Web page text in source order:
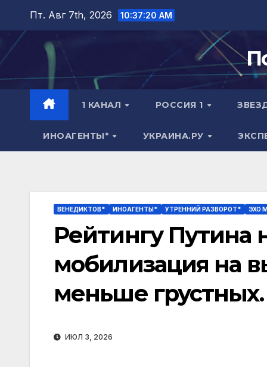
Перейти
содержимому
Пт. Авг 7th, 2026 10:37:21 AM
1 КАНАЛ РОССИЯ 1
ИНОАГЕНТЫ* УКРАИНА.РУ
ВЕНЕДИКТОВ* ИНОАГЕНТЫ* УТРЕННИЙ РАЗВОРОТ* ЭХО
Рейтингу Путина
мобилизация на
меньше
ИЮЛ 3, 2026